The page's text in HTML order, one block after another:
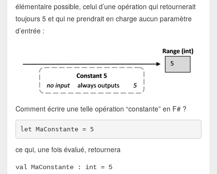
élémentaire possible, celui d’une opération qui retournerait
toujours 5 et qui ne prendrait en charge aucun paramètre
d’entrée :
Comment écrire une telle opération “constante” en F# ?
let MaConstante = 5
ce qui, une fois évalué, retournera
val MaConstante : int = 5